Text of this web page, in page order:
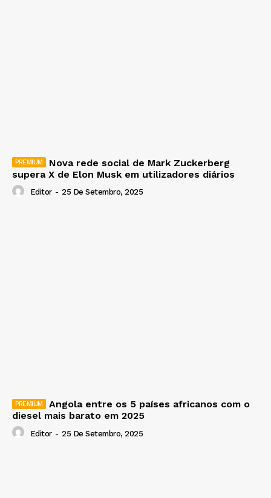
Nova rede social de Mark Zuckerberg
supera X de Elon Musk em utilizadores diários
Editor - 25 De Setembro, 2025
Angola entre os 5 países africanos com o
diesel mais barato em 2025
Editor - 25 De Setembro, 2025